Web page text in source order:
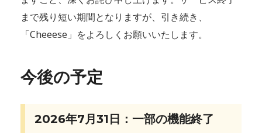
まで残り短い期間となりますが、引き続き、
「Cheeese」をよろしくお願いいたします。
今後の予定
2026年7月31日：一部の機能終了